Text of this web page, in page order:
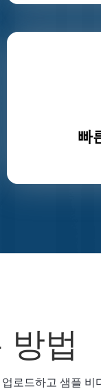
빠
방법
로드하고 샘플 비